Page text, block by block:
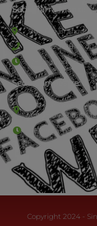
Sede Barra Mansa
Rua Rio Branco,
(24) 3323-2848 ou
De segunda à
Sede Campestre:
Estrada
Antônio – Barra
De terça-feira a
Copyright 2024 -